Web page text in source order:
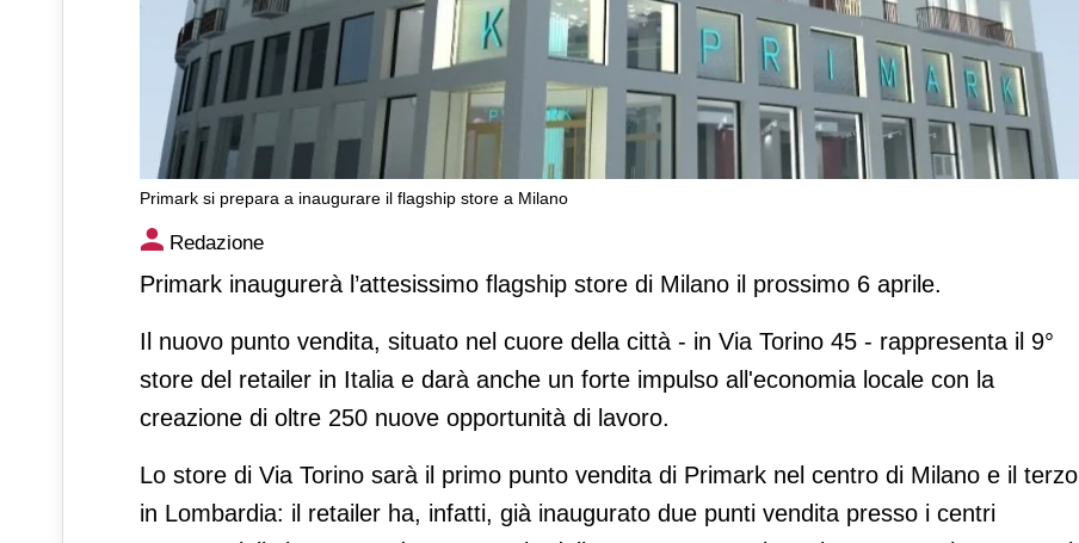
Primark si prepara a inaugurare il flagship store a Milano
Primark si prepara a inaugurare il flagship store a Milano
Redazione
Primark inaugurerà l’attesissimo flagship store di Milano il prossimo 6 aprile.
Il nuovo punto vendita, situato nel cuore della città - in Via Torino 45 - rappresenta il 9°
store del retailer in Italia e darà anche un forte impulso all'economia locale con la
creazione di oltre 250 nuove opportunità di lavoro.
Lo store di Via Torino sarà il primo punto vendita di Primark nel centro di Milano e il terzo
in Lombardia: il retailer ha, infatti, già inaugurato due punti vendita presso i centri